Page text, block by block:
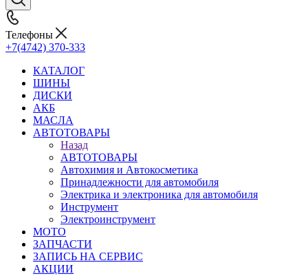
Телефоны
+7(4742) 370-333
КАТАЛОГ
ШИНЫ
ДИСКИ
АКБ
МАСЛА
АВТОТОВАРЫ
Назад
АВТОТОВАРЫ
Автохимия и Автокосметика
Принадлежности для автомобиля
Электрика и электроника для автомобиля
Инструмент
Электроинструмент
МОТО
ЗАПЧАСТИ
ЗАПИСЬ НА СЕРВИС
АКЦИИ